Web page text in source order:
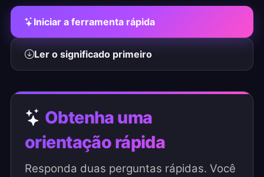
Iniciar a ferramenta rápida
Ler o significado primeiro
Obtenha uma
orientação rápida
Responda duas perguntas rápidas. Você